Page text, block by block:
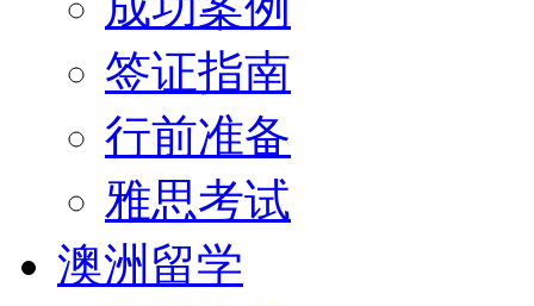
签证指南
行前准备
雅思考试
澳洲留学